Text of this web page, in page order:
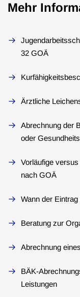
Mehr
32 GOÄ
Ärztliche
Abrechnung der
oder
Vorläufige
nach GOÄ
Wann der
Beratung zur
Abrechnung
BÄK-
Leistungen